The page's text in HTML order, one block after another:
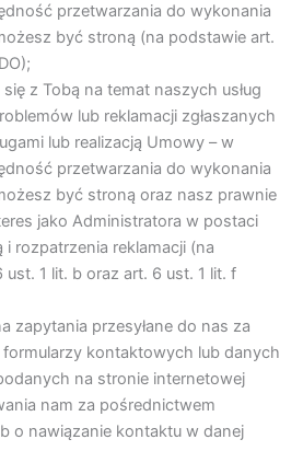
przetwarzania do wykonania
być stroną (na podstawie art.
z Tobą na temat naszych usług
lub reklamacji zgłaszanych
lub realizacją Umowy – w
przetwarzania do wykonania
być stroną oraz nasz prawnie
jako Administratora w postaci
i rozpatrzenia reklamacji (na
1 lit. b oraz art. 6 ust. 1 lit. f
zapytania przesyłane do nas za
kontaktowych lub danych
na stronie internetowej
nam za pośrednictwem
o nawiązanie kontaktu w danej